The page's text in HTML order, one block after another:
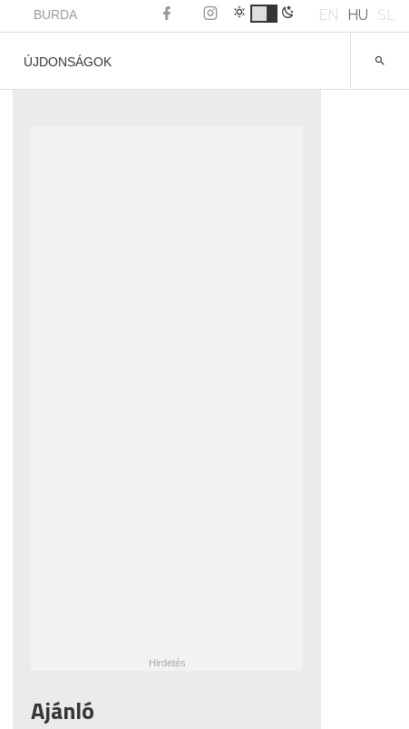
BURDA EN HU SL
ÚJDONSÁGOK
Ajánló